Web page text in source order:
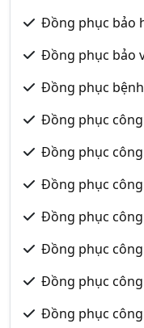
Đồng phục bảo
Đồng phục bảo
Đồng phục
Đồng phục
Đồng phục
Đồng phục
Đồng phục
Đồng phục
Đồng phục
Đồng phục